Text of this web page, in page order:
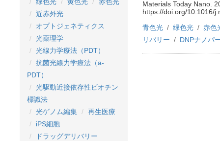
緑色光
黄色光
赤色光
近赤外光
オプトジェネティクス
光薬理学
光線力学療法（PDT）
抗菌光線力学療法（a-
PDT）
光駆動近接依存性ビオチン
標識法
光ゲノム編集
再生医療
iPS細胞
ドラッグデリバリー
Materials Today Nano.
https://doi.org/10.1016/
青色光
緑色光
赤色
リバリー
DNPナノパ